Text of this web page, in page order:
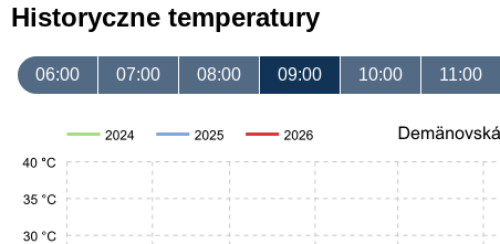
Historyczne temperatury
06:00 07:00 08:00 09:00 10:00 11:00